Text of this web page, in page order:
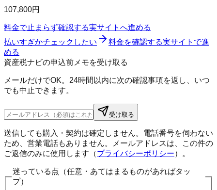
107,800円
料金で止まらず確認する実サイトへ進める
払いすぎかチェックしたい
料金を確認する実サイトで進
める
資産税ナビの申込前メモを受け取る
メールだけでOK。24時間以内に次の確認事項を返し、いつ
でも中止できます。
受け取る
送信しても購入・契約は確定しません。電話番号を伺わない
ため、営業電話もありません。メールアドレスは、この件の
ご返信のみに使用します（プライバシーポリシー）。
迷っている点（任意・あてはまるものがあればタッ
プ）